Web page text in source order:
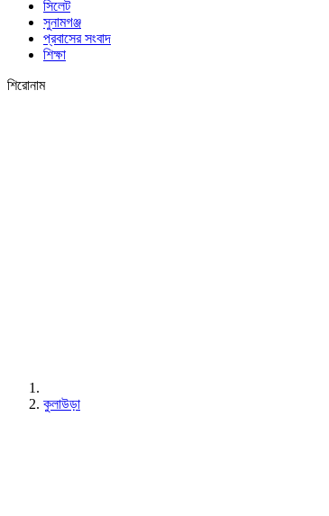
সিলেট
সুনামগঞ্জ
প্রবাসের সংবাদ
শিক্ষা
শিরোনাম
কুলাউড়া